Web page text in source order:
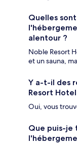
Quelles
alentour ?
Noble Resort
et un sauna,
Y a-t-il des
Resort
Oui, vous
Que puis-je